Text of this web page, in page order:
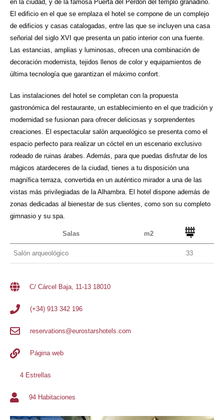
en la ciudad, y de la famosa Puerta del Perdón del templo granadino.
El edificio en el que se emplaza el hotel se compone de un complejo
de edificios y casas catalogadas, entre las que se incluyen una casa
señorial del siglo XVI que presenta un patio interior con una fuente.
Las estancias, amplias y luminosas, ofrecen una combinación de
decoración modernista, tejidos llenos de color y equipamientos de
última tecnología que garantizan el máximo confort.
Las instalaciones del hotel se completan con la propuesta
gastronómica del restaurante, un establecimiento en el que tradición y
modernidad se fusionan para ofrecer deliciosas y sorprendentes
creaciones. El espectacular salón arqueológico se presenta como el
espacio perfecto para realizar un cóctel en un escenario exclusivo
rodeado de ruinas árabes. Además, para que puedas disfrutar de los
mágicos atardeceres de la ciudad, tienes a tu disposición una
magnífica terraza, convertida en un auténtico mirador a una de las
vistas más privilegiadas de la Alhambra. El hotel dispone además de
zonas dedicadas al bienestar de sus clientes, como son su completo
gimnasio y su spa.
Salas m2
Salón arqueológico 33
C/ Cárcel Baja, 11-13 18010
(+34) 913 342 196
reservations@eurostarshotels.com
Página web
4 Estrellas
94 Habitaciones